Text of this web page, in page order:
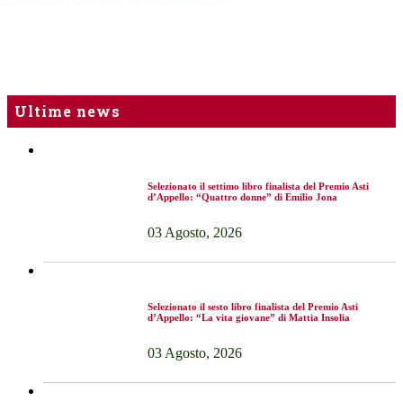
Ultime news
Selezionato il settimo libro finalista del Premio Asti
d’Appello: “Quattro donne” di Emilio Jona
03 Agosto, 2026
Selezionato il sesto libro finalista del Premio Asti
d’Appello: “La vita giovane” di Mattia Insolia
03 Agosto, 2026